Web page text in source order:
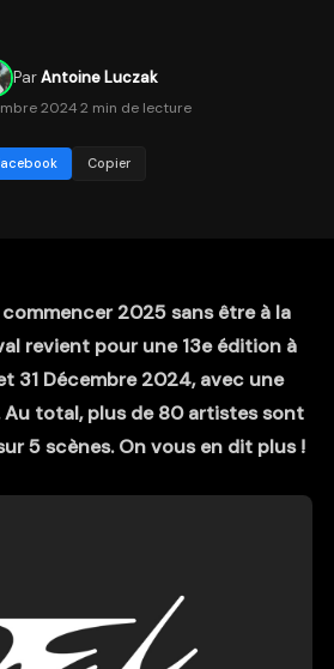
ParAntoine Luczak
20242 min de lecture
Copier
2025 sans être à la
revient pour une 13e édition à
31 Décembre 2024, avec une
total, plus de 80 artistes sont
5 scènes. On vous en dit plus !